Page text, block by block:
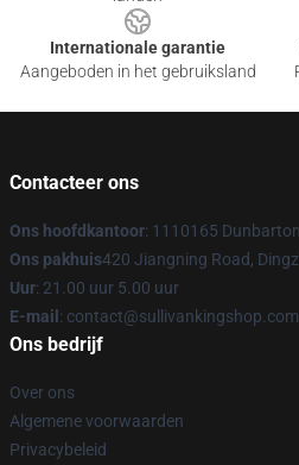
Internationale garantie
Aangeboden in het gebruiksland
Contacteer ons
Ons hoofdkantoor: 1110165
Ons pakhuis420 Jiangning Road,
Uur: 21.00 uur 5.00 uur
E-mail : contact@sullivankingshop.com
Ons bedrijf
Over ons
Algemene voorwaarden
Privacybeleid